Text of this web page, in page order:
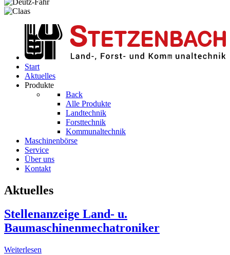
Start
Aktuelles
Produkte
Back
Alle Produkte
Landtechnik
Forsttechnik
Kommunaltechnik
Maschinenbörse
Service
Über uns
Kontakt
Aktuelles
Stellenanzeige Land- u.
Baumaschinenmechatroniker
Weiterlesen